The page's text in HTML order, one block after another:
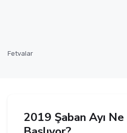
Fetvalar
2019 Şaban Ayı